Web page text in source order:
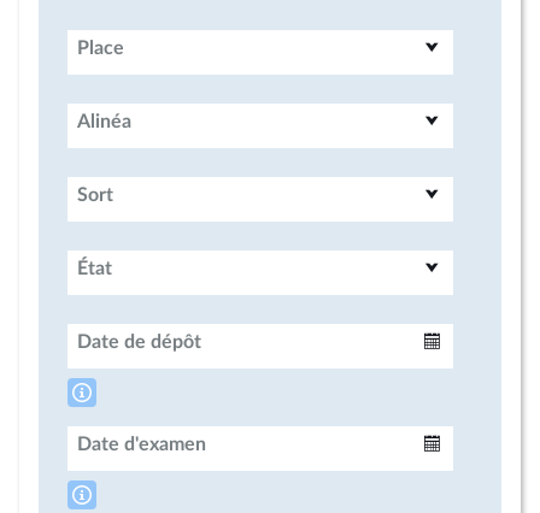
Place
Alinéa
Sort
État
Date de dépôt
Date d'examen